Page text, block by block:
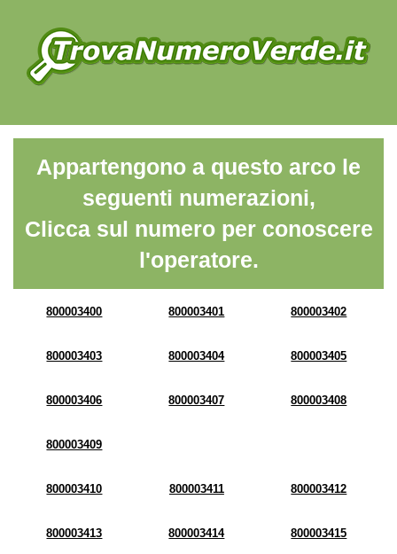
Appartengono a questo arco le
seguenti numerazioni,
Clicca sul numero per conoscere
l'operatore.
800003400 800003401 800003402
800003403 800003404 800003405
800003406 800003407 800003408
800003409
800003410 800003411 800003412
800003413 800003414 800003415